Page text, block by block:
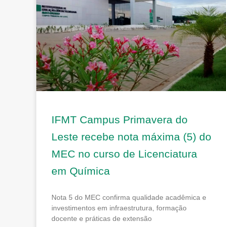
IFMT Campus Primavera do
Leste recebe nota máxima (5) do
MEC no curso de Licenciatura
em Química
Nota 5 do MEC confirma qualidade acadêmica e
investimentos em infraestrutura, formação
docente e práticas de extensão